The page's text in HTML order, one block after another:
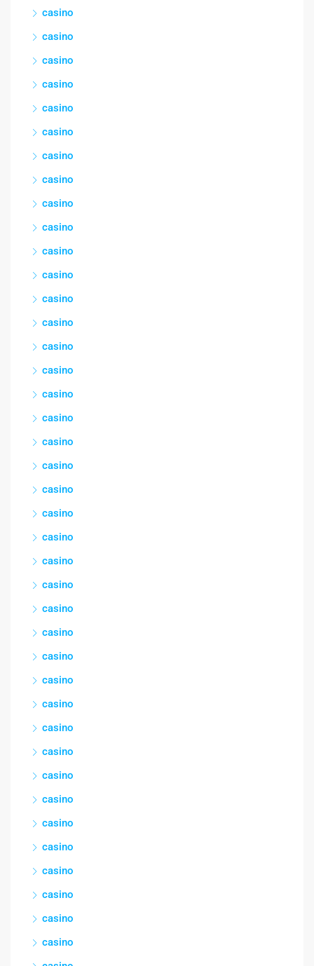
casino
casino
casino
casino
casino
casino
casino
casino
casino
casino
casino
casino
casino
casino
casino
casino
casino
casino
casino
casino
casino
casino
casino
casino
casino
casino
casino
casino
casino
casino
casino
casino
casino
casino
casino
casino
casino
casino
casino
casino